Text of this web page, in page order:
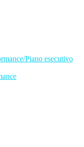
Piano esecutivo